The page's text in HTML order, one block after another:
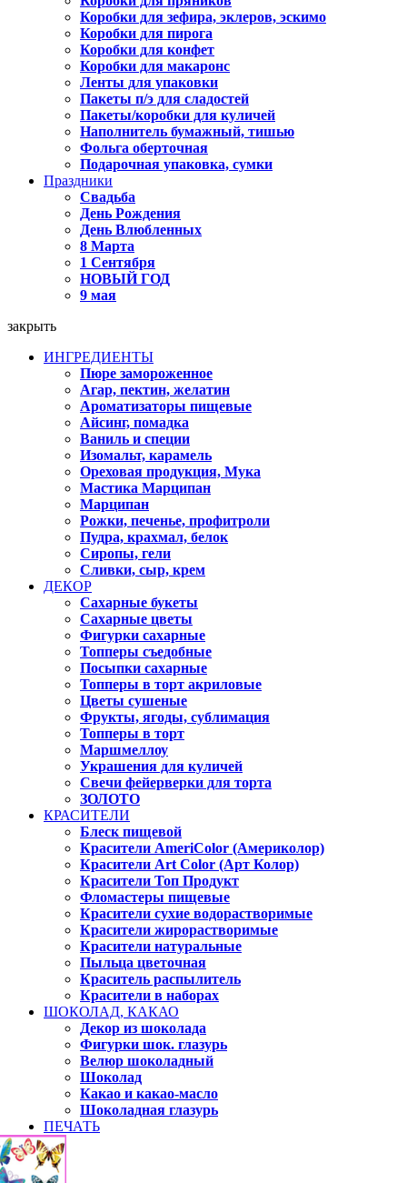
Коробки для зефира, эклеров, эскимо
Коробки для пирога
Коробки для конфет
Коробки для макаронс
Ленты для упаковки
Пакеты п/э для сладостей
Пакеты/коробки для куличей
Наполнитель бумажный, тишью
Фольга оберточная
Подарочная упаковка, сумки
Праздники
Свадьба
День Рождения
День Влюбленных
8 Марта
1 Сентября
НОВЫЙ ГОД
9 мая
закрыть
ИНГРЕДИЕНТЫ
Пюре замороженное
Агар, пектин, желатин
Ароматизаторы пищевые
Айсинг, помадка
Ваниль и специи
Изомальт, карамель
Ореховая продукция, Мука
Мастика Марципан
Марципан
Рожки, печенье, профитроли
Пудра, крахмал, белок
Сиропы, гели
Сливки, сыр, крем
ДЕКОР
Сахарные букеты
Сахарные цветы
Фигурки сахарные
Топперы съедобные
Посыпки сахарные
Топперы в торт акриловые
Цветы сушеные
Фрукты, ягоды, сублимация
Топперы в торт
Маршмеллоу
Украшения для куличей
Свечи фейерверки для торта
ЗОЛОТО
КРАСИТЕЛИ
Блеск пищевой
Красители AmeriColor (Америколор)
Красители Art Color (Арт Колор)
Красители Топ Продукт
Фломастеры пищевые
Красители сухие водорастворимые
Красители жирорастворимые
Красители натуральные
Пыльца цветочная
Краситель распылитель
Красители в наборах
ШОКОЛАД, КАКАО
Декор из шоколада
Фигурки шок. глазурь
Велюр шоколадный
Шоколад
Какао и какао-масло
Шоколадная глазурь
ПЕЧАТЬ